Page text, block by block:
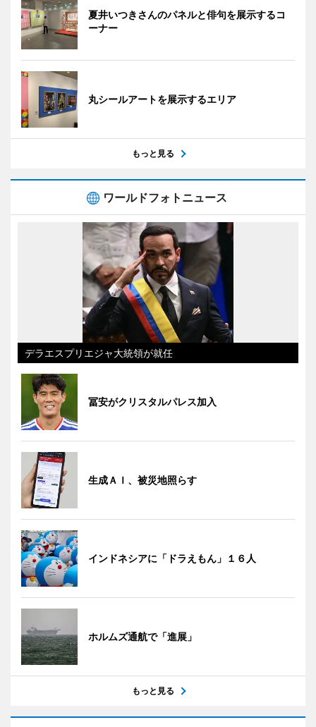
夏井いつきさんのパネルと俳句を展示するコ
ーナー
丸シールアートを展示するエリア
もっと見る
ワールドフォトニュース
デラエスプリエジャ大統領が就任
冨安がクリスタルパレス加入
生成ＡＩ、被災地照らす
インドネシアに「ドラえもん」１６人
ホルムズ通航で「進展」
もっと見る